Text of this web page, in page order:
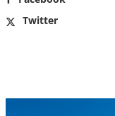
Twitter